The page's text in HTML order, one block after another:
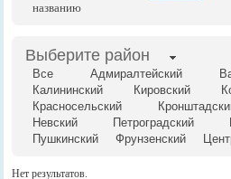
названию
Выберите район
Все Адмиралтейский
Калининский
Кировский
Красносельский
Невский Петроградский
Пушкинский
Фрунзенский
Нет результатов.